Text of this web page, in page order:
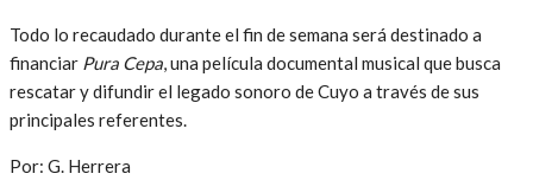
Todo lo recaudado durante el fin de semana será destinado a
financiar Pura Cepa, una película documental musical que busca
rescatar y difundir el legado sonoro de Cuyo a través de sus
principales referentes.
Por: G. Herrera